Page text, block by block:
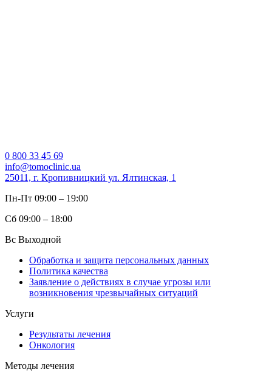
0 800 33 45 69
info@tomoclinic.ua
25011, г. Кропивницкий ул. Ялтинская, 1
Пн-Пт 09:00 – 19:00
Сб 09:00 – 18:00
Вс Выходной
Обработка и защита персональных данных
Политика качества
Заявление о действиях в случае угрозы или
возникновения чрезвычайных ситуаций
Услуги
Результаты лечения
Онкология
Методы лечения